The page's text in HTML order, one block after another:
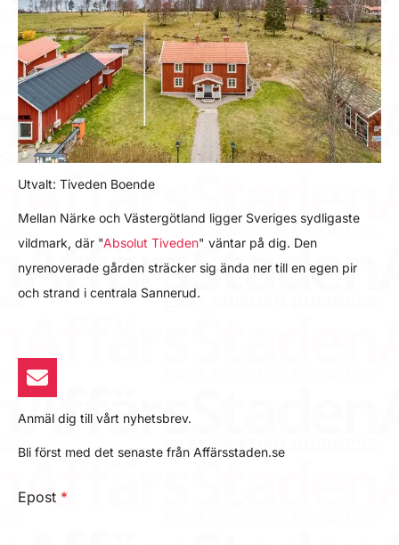
Utvalt: Tiveden Boende
Mellan Närke och Västergötland ligger Sveriges sydligaste
vildmark, där "Absolut Tiveden" väntar på dig. Den
nyrenoverade gården sträcker sig ända ner till en egen pir
och strand i centrala Sannerud.
Anmäl dig till vårt nyhetsbrev.
Bli först med det senaste från Affärsstaden.se
Epost *